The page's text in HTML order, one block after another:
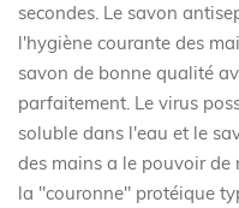
secondes. Le savon
l'hygiène courante des
savon de bonne qualité
parfaitement. Le virus
soluble dans l'eau et le
des mains a le pouvoir
la "couronne" protéique